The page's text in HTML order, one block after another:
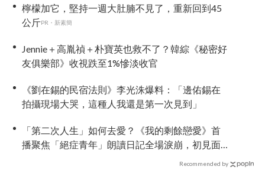
檸檬加它，堅持一週大肚腩不見了，重新回到45
公斤PR・新素簡
Jennie＋高胤禎＋朴寶英也救不了？韓綜《秘密好
友俱樂部》收視跌至1%慘淡收官
《劉在錫的民宿法則》李光洙爆料：「邊佑錫在
拍攝現場大哭，這種人我還是第一次見到」
「第二次人生」如何去愛？《我的剩餘戀愛》首
播聚焦「絕症青年」朗讀日記全場淚崩，初見面
Recommended by